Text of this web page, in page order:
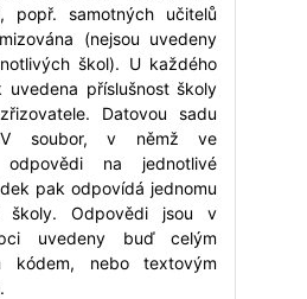
popř. samotných učitelů
(nejsou uvedeny
škol). U každého
uvedena příslušnost školy
Datovou sadu
soubor, v němž ve
na jednotlivé
pak odpovídá jednomu
školy. Odpovědi jsou v
uvedeny buď celým
kódem, nebo textovým